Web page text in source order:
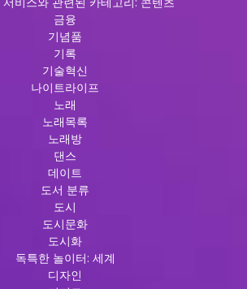
금융
기념품
기록
기술혁신
나이트라이프
노래
노래목록
노래방
댄스
데이트
도서 분류
도시
도시문화
도시화
독특한 놀이터: 세계
디자인